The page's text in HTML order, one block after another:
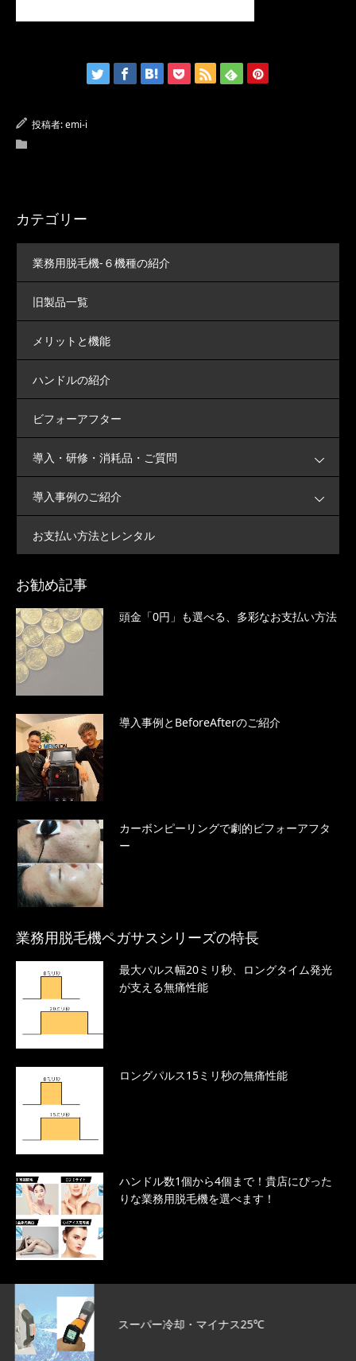
投稿者:emi-i
カテゴリー
業務用脱毛機-６機種の紹介
旧製品一覧
メリットと機能
ハンドルの紹介
ビフォーアフター
導入・研修・消耗品・ご質問
導入事例のご紹介
お支払い方法とレンタル
お勧め記事
頭金「0円」も選べる、多彩なお支払い方法
導入事例とBeforeAfterのご紹介
カーボンピーリングで劇的ビフォーアフタ
ー
業務用脱毛機ペガサスシリーズの特長
最大パルス幅20ミリ秒、ロングタイム発光
が支える無痛性能
ロングパルス15ミリ秒の無痛性能
ハンドル数1個から4個まで！貴店にぴった
りな業務用脱毛機を選べます！
スーパー冷却・マイナス25℃